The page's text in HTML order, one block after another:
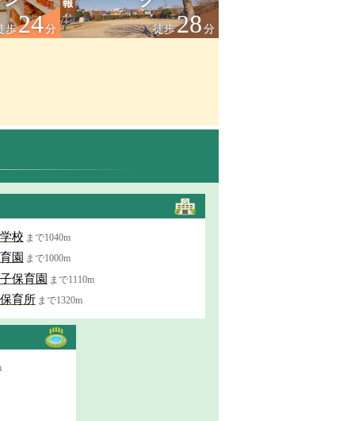
歩24分 徒歩28分
校 まで1040m
園 まで1000m
保育園 まで1110m
育所 まで1320m